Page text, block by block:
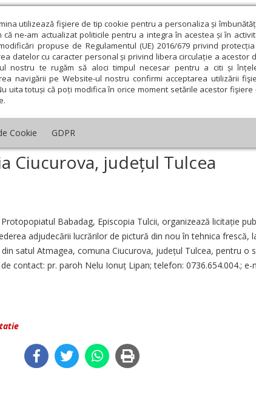
utilizează fişiere de tip cookie pentru a personaliza și
că ne-am actualizat politicile pentru a integra în acestea și în
propuse de Regulamentul (UE) 2016/679 privind
datelor cu caracter personal și privind libera circulație a acestor
ul nostru te rugăm să aloci timpul necesar pentru a citi și
navigării pe Website-ul nostru confirmi acceptarea utilizării
uita totuși că poți modifica în orice moment setările acestor
Cookie GDPR
Teologie și spiritualitate Educaţie și Cultură
Parohia Ciucurova, județul Tulcea
Ciucurova, județul Tulcea
Babadag, Episcopia Tulcii, organizează licitație
adjudecării lucrărilor de pictură din nou în tehnica frescă,
satul Atmagea, comuna Ciucurova, județul Tulcea, pentru o
contact: pr. paroh Nelu Ionuț Lipan; telefon: 0736.654.004.; e-